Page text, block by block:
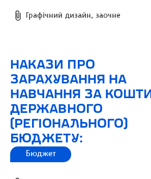
Графічний дизайн, заочне
НАКАЗИ ПРО
ЗАРАХУВАННЯ НА
НАВЧАННЯ ЗА КОШТИ
ДЕРЖАВНОГО
(РЕГІОНАЛЬНОГО)
БЮДЖЕТУ:
Бюджет